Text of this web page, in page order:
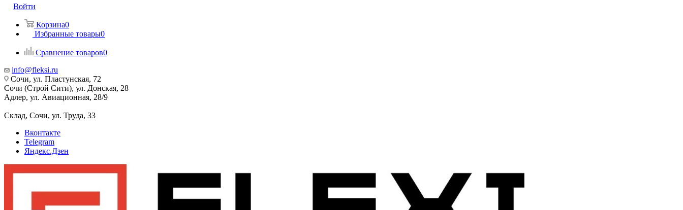
Войти
Корзина0
Избранные товары0
Сравнение товаров0
info@fleksi.ru
Сочи, ул. Пластунская, 72
Сочи (Строй Сити), ул. Донская, 28
Адлер, ул. Авиационная, 28/9
Склад, Сочи, ул. Труда, 33
Вконтакте
Telegram
Яндекс.Дзен